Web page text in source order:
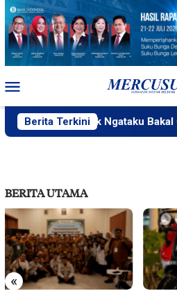
Loncat
konten
Mobile
Berita Terkini
PlakPlik Ngataku Bakal Gelar
BERITA UTAMA
«